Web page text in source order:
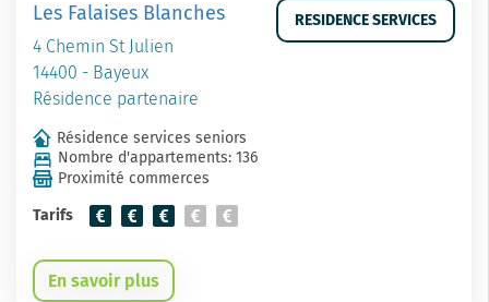
Les Falaises Blanches
4 Chemin St Julien
14400 - Bayeux
Résidence partenaire
RESIDENCE SERVICES
Résidence services seniors
Nombre d'appartements: 136
Proximité commerces
Tarifs
En savoir plus